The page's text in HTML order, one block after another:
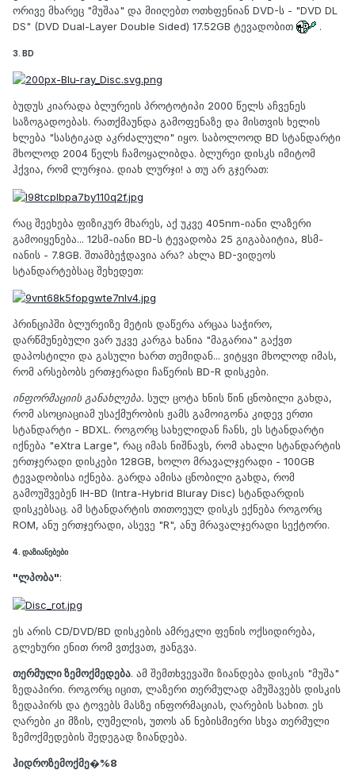
ორივე მხარეც "მუშაა" და მიიღებთ ოთხფენიან DVD-ს - "DVD DL
DS" (DVD Dual-Layer Double Sided) 17.52GB ტევადობით
.
3. BD
ბუდუს კიარადა ბლურეის პროტოტიპი 2000 წელს აჩვენეს
საზოგადოებას. რათქმაუნდა გამოფენაზე და მისთვის ხელის
ხლება "სასტიკად აკრძალული" იყო. საბოლოოდ BD სტანდარტი
მხოლოდ 2004 წელს ჩამოყალიბდა. ბლურეი დისკს იმიტომ
ჰქვია, რომ ლურჯია. დიახ ლურჯი! ა თუ არ გჯერათ:
რაც შეეხება ფიზიკურ მხარეს, აქ უკვე 405nm-იანი ლაზერი
გამოიყენება... 12სმ-იანი BD-ს ტევადობა 25 გიგაბაიტია, 8სმ-
იანის - 7.8GB. შთამბეჭდავია არა? ახლა BD-ვიდეოს
სტანდარტებსაც შეხედეთ:
პრინციპში ბლურეიზე მეტის დაწერა არცაა საჭირო,
დარწმუნებული ვარ უკვე კარგა ხანია "მაგარია" გაქვთ
დაპოსტილი და გასული ხართ თემიდან... ვიტყვი მხოლოდ იმას,
რომ არსებობს ერთჯერადი ჩაწერის BD-R დისკები.
ინფორმაციის განახლება. სულ ცოტა ხნის წინ ცნობილი გახდა,
რომ ასოციაციამ უსაქმურობის ჟამს გამოიგონა კიდევ ერთი
სტანდარტი - BDXL. როგორც სახელიდან ჩანს, ეს სტანდარტი
იქნება "eXtra Large", რაც იმას ნიშნავს, რომ ახალი სტანდარტის
ერთჯერადი დისკები 128GB, ხოლო მრავალჯერადი - 100GB
ტევადობისა იქნება. გარდა ამისა ცნობილი გახდა, რომ
გამოუშვებენ IH-BD (Intra-Hybrid Bluray Disc) სტანდარდის
დისკებსაც. ამ სტანდარტის თითოეულ დისკს ექნება როგორც
ROM, ანუ ერთჯერადი, ასევე "R", ანუ მრავალჯერადი სექტორი.
4. დაზიანებები
"ლპობა":
ეს არის CD/DVD/BD დისკების ამრეკლი ფენის ოქსიდირება,
გლეხური ენით რომ ვთქვათ, ჟანგვა.
თერმული ზემოქმედება. ამ შემთხვევაში ზიანდება დისკის "მუშა"
ზედაპირი. როგორც იცით, ლაზერი თერმულად ამუშავებს დისკის
ზედაპირს და ტოვებს მასზე ინფორმაციას, ღარების სახით. ეს
ღარები კი მზის, ღუმელის, უთოს ან ნებისმიერი სხვა თერმული
ზემოქმედების შედეგად ზიანდება.
ჰიდროზემოქმე�%8